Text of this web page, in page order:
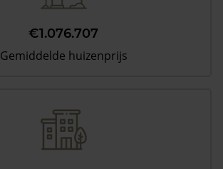
€1.076.707
Gemiddelde huizenprijs